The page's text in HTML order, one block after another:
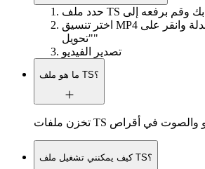
اختر تنسيق MP4 من القائمة المنسدلة وانقر على
"تحويل"
تصدير الفيديو
ما هو ملف TS؟
كيف يمكنني تشغيل ملف TS؟